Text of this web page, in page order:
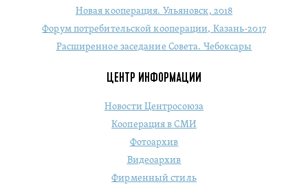
Новая кооперация. Ульяновск, 2018
Форум потребительской кооперации, Казань-2017
Расширенное заседание Совета. Чебоксары
ЦЕНТР ИНФОРМАЦИИ
Новости Центросоюза
Кооперация в СМИ
Фотоархив
Видеоархив
Фирменный стиль